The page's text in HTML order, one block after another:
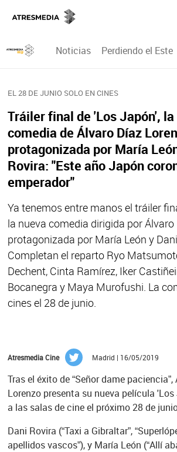
Noticias Perdiendo el Este
EL 28 DE JUNIO SOLO EN CINES
Tráiler final de 'Los Japón', la
comedia de Álvaro Díaz
protagonizada por María
Rovira: "Este año Japón
emperador"
Ya tenemos entre manos el tráiler
la nueva comedia dirigida por Álvaro
protagonizada por María León y
Completan el reparto Ryo
Dechent, Cinta Ramírez, Iker
Bocanegra y Maya Murofushi. La
cines el 28 de junio.
Atresmedia Cine Madrid | 16/05/2019
Tras el éxito de “Señor dame
Lorenzo presenta su nueva película
a las salas de cine el próximo 28 de
Dani Rovira (“Taxi a Gibraltar”,
apellidos vascos”), y María León (“Allí